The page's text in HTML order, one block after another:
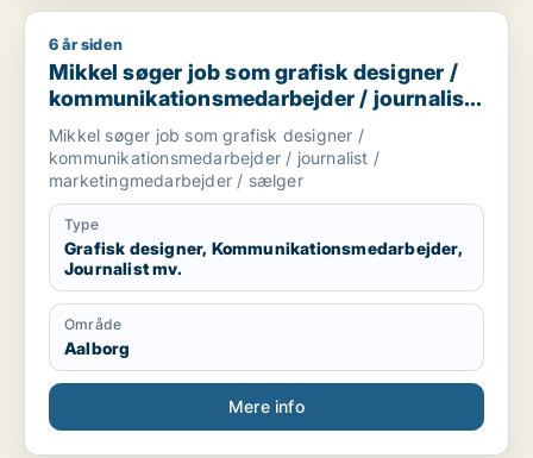
Mikkel søger job som grafisk designer /
6 år siden
Mikkel søger job som grafisk designer /
kommunikationsmedarbejder / journalist
/ marketingmedarbejder / sælger
Mikkel søger job som grafisk designer /
kommunikationsmedarbejder / journalist /
marketingmedarbejder / sælger
Type
Grafisk designer, Kommunikationsmedarbejder,
Journalist mv.
Område
Aalborg
Mere info